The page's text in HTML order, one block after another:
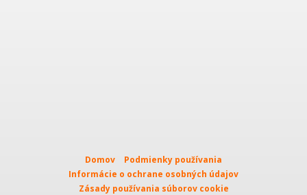
Domov
Podmienky používania
Informácie o ochrane osobných údajov
Zásady používania súborov cookie